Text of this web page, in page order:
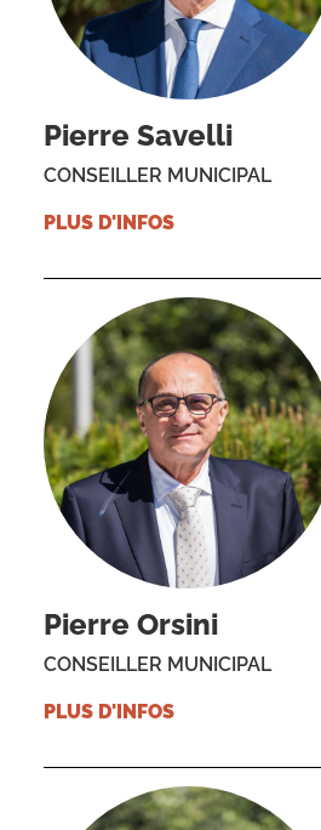
Pierre Savelli
CONSEILLER MUNICIPAL
PLUS D'INFOS
Pierre Orsini
CONSEILLER MUNICIPAL
PLUS D'INFOS